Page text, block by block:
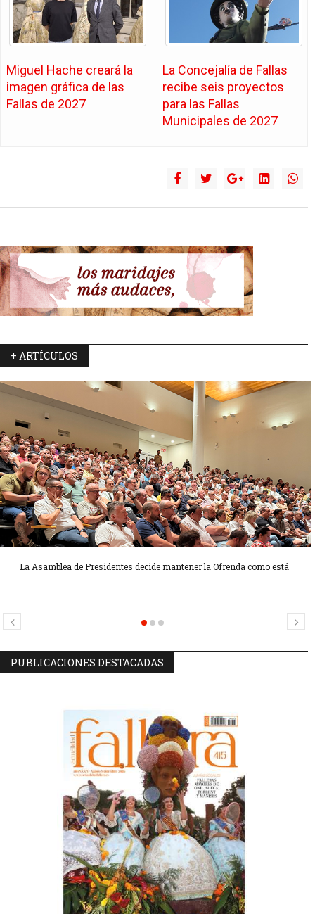
Miguel Hache creará la
imagen gráfica de las
Fallas de 2027
La Concejalía de Fallas
recibe seis proyectos
para las Fallas
Municipales de 2027
+ ARTÍCULOS
La Asamblea de Presidentes decide mantener la Ofrenda como está
Candidatas Preseleccionadas por el sector Olivereta
Candidatas Preseleccionadas por el sector Sector La Seu-La Xerea-El
Mercat
PUBLICACIONES DESTACADAS